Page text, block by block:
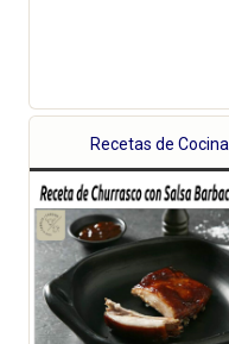
Recetas de Cocina